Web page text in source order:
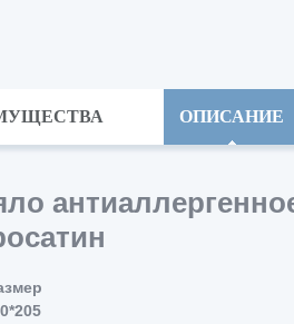
ОПИСАНИЕ